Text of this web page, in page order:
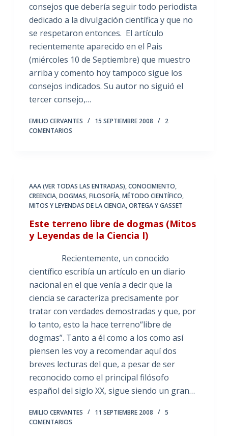
consejos que debería seguir todo periodista
dedicado a la divulgación científica y que no
se respetaron entonces. El artículo
recientemente aparecido en el Pais
(miércoles 10 de Septiembre) que muestro
arriba y comento hoy tampoco sigue los
consejos indicados. Su autor no siguió el
tercer consejo,…
EMILIO CERVANTES 15 SEPTIEMBRE 2008
2
COMENTARIOS
AAA (VER TODAS LAS ENTRADAS),CONOCIMIENTO,
CREENCIA,DOGMAS,FILOSOFÍA,MÉTODO CIENTÍFICO,
MITOS Y LEYENDAS DE LA CIENCIA,ORTEGA Y GASSET
Este terreno libre de dogmas (Mitos
y Leyendas de la Ciencia I)
Recientemente, un conocido
científico escribía un artículo en un diario
nacional en el que venía a decir que la
ciencia se caracteriza precisamente por
tratar con verdades demostradas y que, por
lo tanto, esto la hace terreno“libre de
dogmas”. Tanto a él como a los como así
piensen les voy a recomendar aquí dos
breves lecturas del que, a pesar de ser
reconocido como el principal filósofo
español del siglo XX, sigue siendo un gran…
EMILIO CERVANTES 11 SEPTIEMBRE 2008
5
COMENTARIOS